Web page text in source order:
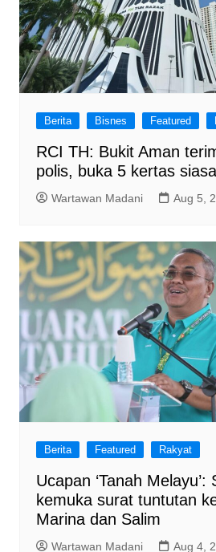
Berita Bisnes Featured
RCI TH: Bukit Aman
polis, buka 5 kertas
Wartawan Madani Aug 5,
Berita Featured Rakyat
Ucapan ‘Tanah Melayu’:
kemuka surat tuntutan
Marina dan Salim
Wartawan Madani Aug 4,